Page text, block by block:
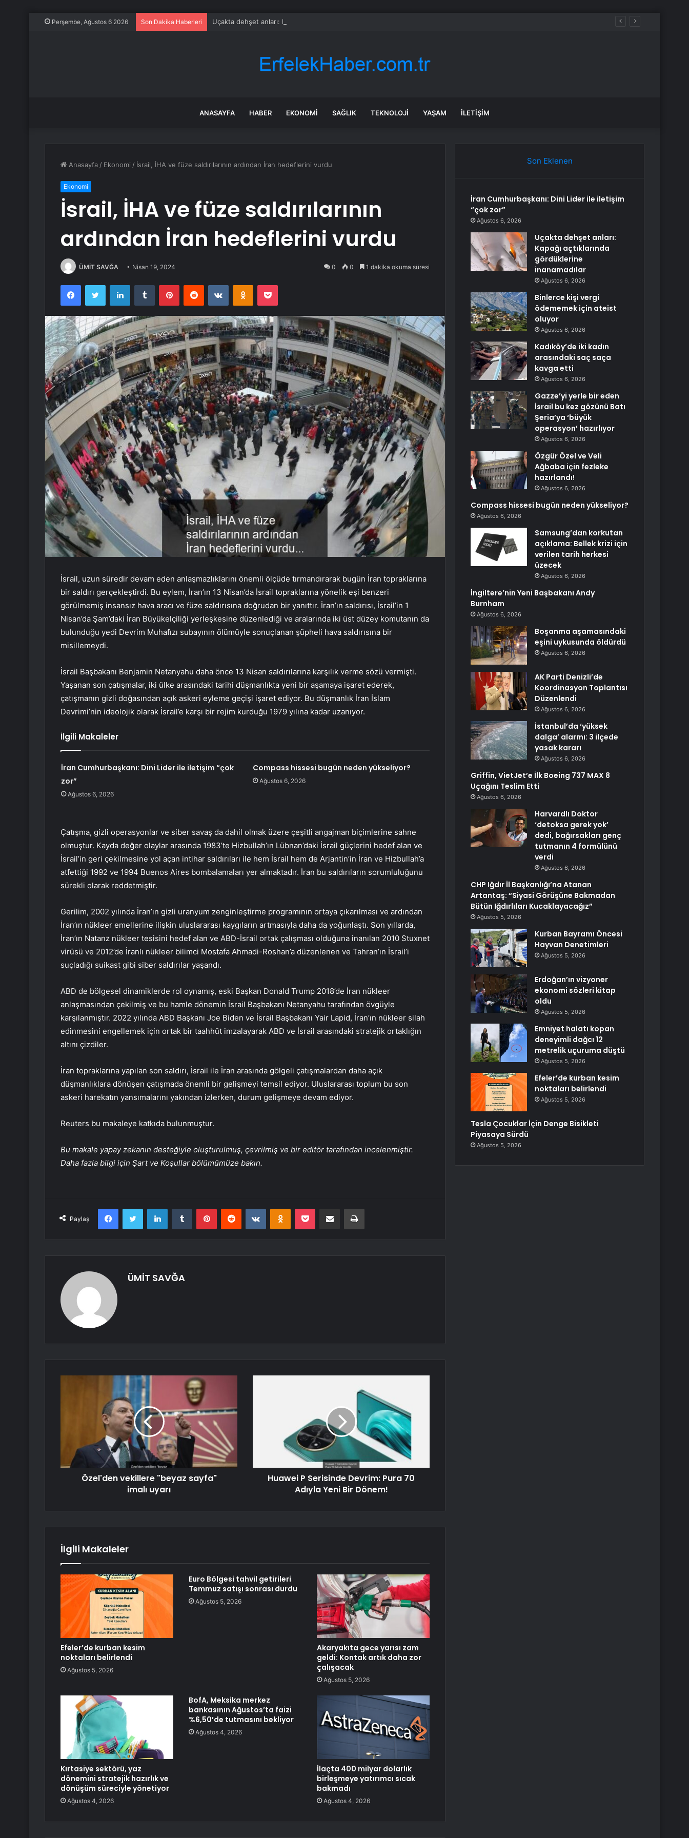
Perşembe, Ağustos 6 2026 Son Dakika Haberleri Uçakta dehşet anları: Kapağı açtıklarında gördüklerine inanamadılar
ANASAYFA HABER EKONOMI SAĞLIK TEKNOLOJI YAŞAM İLETIŞIM
Anasayfa / Ekonomi / İsrail, İHA ve füze saldırılarının ardından İran hedeflerini vurdu
Ekonomi
İsrail, İHA ve füze saldırılarının
ardından İran hedeflerini vurdu
ÜMİT SAVĞA Nisan 19, 2024 0 0 1 dakika okuma süresi
FacebookTwitter LinkedInTumblr PinterestReddit VKontakteOdnoklassniki
Pocket
İsrail, uzun süredir devam eden anlaşmazlıklarını önemli ölçüde tırmandırarak bugün İran topraklarına
bir saldırı gerçekleştirdi. Bu eylem, İran’ın 13 Nisan’da İsrail topraklarına yönelik eşi benzeri
görülmemiş insansız hava aracı ve füze saldırısına doğrudan bir yanıttır. İran’ın saldırısı, İsrail’in 1
Nisan’da Şam’daki İran Büyükelçiliği yerleşkesine düzenlediği ve aralarında iki üst düzey komutanın da
bulunduğu yedi Devrim Muhafızı subayının ölümüyle sonuçlanan şüpheli hava saldırısına bir
misillemeydi.
İsrail Başbakanı Benjamin Netanyahu daha önce 13 Nisan saldırılarına karşılık verme sözü vermişti.
Yaşanan son çatışmalar, iki ülke arasındaki tarihi düşmanlıkta yeni bir aşamaya işaret ederek,
çatışmanın gizli doğasından açık askeri eyleme geçişi işaret ediyor. Bu düşmanlık İran İslam
Devrimi’nin ideolojik olarak İsrail’e karşı bir rejim kurduğu 1979 yılına kadar uzanıyor.
İlgili Makaleler
İran Cumhurbaşkanı: Dini Lider ile iletişim “çok
zor”
Ağustos 6, 2026
Compass hissesi bugün neden yükseliyor?
Ağustos 6, 2026
Çatışma, gizli operasyonlar ve siber savaş da dahil olmak üzere çeşitli angajman biçimlerine sahne
olmuştur. Kayda değer olaylar arasında 1983’te Hizbullah’ın Lübnan’daki İsrail güçlerini hedef alan ve
İsrail’in geri çekilmesine yol açan intihar saldırıları ile hem İsrail hem de Arjantin’in İran ve Hizbullah’a
atfettiği 1992 ve 1994 Buenos Aires bombalamaları yer almaktadır. İran bu saldırıların sorumluluğunu
sürekli olarak reddetmiştir.
Gerilim, 2002 yılında İran’ın gizli uranyum zenginleştirme programının ortaya çıkarılması ve ardından
İran’ın nükleer emellerine ilişkin uluslararası kaygıların artmasıyla daha da yoğunlaştı. Son yıllarda,
İran’ın Natanz nükleer tesisini hedef alan ve ABD-İsrail ortak çalışması olduğuna inanılan 2010 Stuxnet
virüsü ve 2012’de İranlı nükleer bilimci Mostafa Ahmadi-Roshan’a düzenlenen ve Tahran’ın İsrail’i
suçladığı suikast gibi siber saldırılar yaşandı.
ABD de bölgesel dinamiklerde rol oynamış, eski Başkan Donald Trump 2018’de İran nükleer
anlaşmasından çekilmiş ve bu hamle dönemin İsrail Başbakanı Netanyahu tarafından övgüyle
karşılanmıştır. 2022 yılında ABD Başkanı Joe Biden ve İsrail Başbakanı Yair Lapid, İran’ın nükleer silah
edinmesini engellemek için ortak bir taahhüt imzalayarak ABD ve İsrail arasındaki stratejik ortaklığın
altını çizdiler.
İran topraklarına yapılan son saldırı, İsrail ile İran arasında gölgeli çatışmalardan daha açık
düşmanlıklara dönüşen çatışmada önemli bir gelişmeyi temsil ediyor. Uluslararası toplum bu son
askeri harekatın yansımalarını yakından izlerken, durum gelişmeye devam ediyor.
Reuters bu makaleye katkıda bulunmuştur.
Bu makale yapay zekanın desteğiyle oluşturulmuş, çevrilmiş ve bir editör tarafından incelenmiştir.
Daha fazla bilgi için Şart ve Koşullar bölümümüze bakın.
Paylaş
FacebookTwitter LinkedInTumblr PinterestReddit VKontakteOdnoklassniki
Pocket E-Posta ile paylaş Yazdır
ÜMİT SAVĞA
Özel'den vekillere "beyaz sayfa"
imalı uyarı
Huawei P Serisinde Devrim: Pura 70
Adıyla Yeni Bir Dönem!
İlgili Makaleler
Efeler’de kurban kesim
noktaları belirlendi
Ağustos 5, 2026
Euro Bölgesi tahvil getirileri
Temmuz satışı sonrası durdu
Ağustos 5, 2026
Akaryakıta gece yarısı zam
geldi: Kontak artık daha zor
çalışacak
Ağustos 5, 2026
Kırtasiye sektörü, yaz
dönemini stratejik hazırlık ve
dönüşüm süreciyle yönetiyor
Ağustos 4, 2026
BofA, Meksika merkez
bankasının Ağustos’ta faizi
%6,50’de tutmasını bekliyor
Ağustos 4, 2026
İlaçta 400 milyar dolarlık
birleşmeye yatırımcı sıcak
bakmadı
Ağustos 4, 2026
Son Eklenen
İran Cumhurbaşkanı: Dini Lider ile iletişim
“çok zor”
Ağustos 6, 2026
Uçakta dehşet anları:
Kapağı açtıklarında
gördüklerine
inanamadılar
Ağustos 6, 2026
Binlerce kişi vergi
ödememek için ateist
oluyor
Ağustos 6, 2026
Kadıköy’de iki kadın
arasındaki saç saça
kavga etti
Ağustos 6, 2026
Gazze’yi yerle bir eden
İsrail bu kez gözünü Batı
Şeria’ya ‘büyük
operasyon’ hazırlıyor
Ağustos 6, 2026
Özgür Özel ve Veli
Ağbaba için fezleke
hazırlandı!
Ağustos 6, 2026
Compass hissesi bugün neden yükseliyor?
Ağustos 6, 2026
Samsung’dan korkutan
açıklama: Bellek krizi için
verilen tarih herkesi
üzecek
Ağustos 6, 2026
İngiltere’nin Yeni Başbakanı Andy
Burnham
Ağustos 6, 2026
Boşanma aşamasındaki
eşini uykusunda öldürdü
Ağustos 6, 2026
AK Parti Denizli’de
Koordinasyon Toplantısı
Düzenlendi
Ağustos 6, 2026
İstanbul’da ‘yüksek
dalga’ alarmı: 3 ilçede
yasak kararı
Ağustos 6, 2026
Griffin, VietJet’e İlk Boeing 737 MAX 8
Uçağını Teslim Etti
Ağustos 6, 2026
Harvardlı Doktor
‘detoksa gerek yok’
dedi, bağırsakları genç
tutmanın 4 formülünü
verdi
Ağustos 6, 2026
CHP Iğdır İl Başkanlığı’na Atanan
Artantaş: “Siyasi Görüşüne Bakmadan
Bütün Iğdırlıları Kucaklayacağız”
Ağustos 5, 2026
Kurban Bayramı Öncesi
Hayvan Denetimleri
Ağustos 5, 2026
Erdoğan’ın vizyoner
ekonomi sözleri kitap
oldu
Ağustos 5, 2026
Emniyet halatı kopan
deneyimli dağcı 12
metrelik uçuruma düştü
Ağustos 5, 2026
Efeler’de kurban kesim
noktaları belirlendi
Ağustos 5, 2026
Tesla Çocuklar İçin Denge Bisikleti
Piyasaya Sürdü
Ağustos 5, 2026